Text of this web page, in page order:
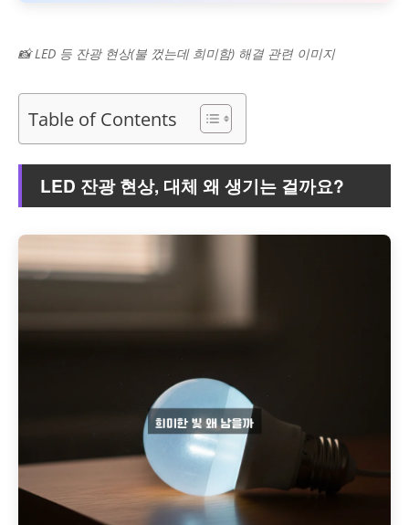
📸 LED 등 잔광 현상(불 껐는데 희미함) 해결 관련 이미지
Table of Contents
LED 잔광 현상, 대체 왜 생기는 걸까요?